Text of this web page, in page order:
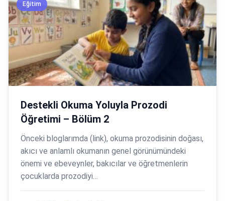
Eğitim
Destekli Okuma Yoluyla Prozodi
Öğretimi – Bölüm 2
Önceki bloglarımda (link), okuma prozodisinin doğası,
akıcı ve anlamlı okumanın genel görünümündeki
önemi ve ebeveynler, bakıcılar ve öğretmenlerin
çocuklarda prozodiyi…